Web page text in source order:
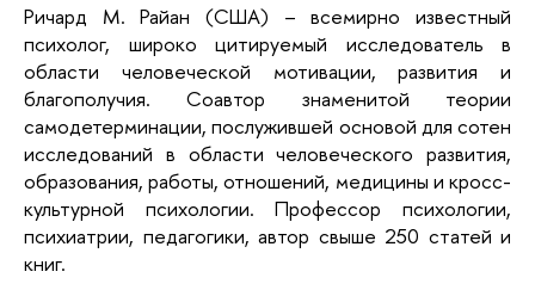
Ричард М. Райан (США) – всемирно известный
психолог, широко цитируемый исследователь в
области человеческой мотивации, развития и
благополучия. Соавтор знаменитой теории
самодетерминации, послужившей основой для сотен
исследований в области человеческого развития,
образования, работы, отношений, медицины и кросс-
культурной психологии. Профессор психологии,
психиатрии, педагогики, автор свыше 250 статей и
книг.